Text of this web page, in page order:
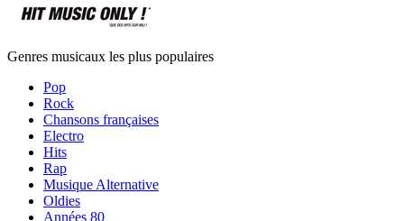
Genres musicaux les plus populaires
Pop
Rock
Chansons françaises
Electro
Hits
Rap
Musique Alternative
Oldies
Années 80